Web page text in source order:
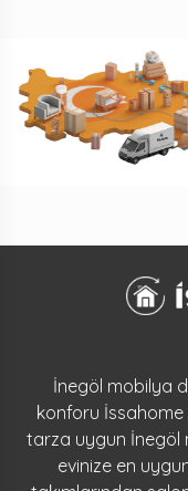
İnegöl mobilya
konforu İssahome
tarza uygun İnegöl
evinize en